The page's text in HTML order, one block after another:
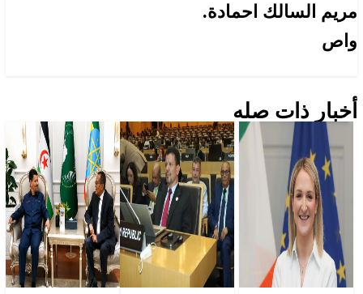
مريم السالك احمادة.
واص
أخبار ذات صله